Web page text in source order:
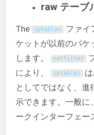
raw テーブ
The iptables ファイ
ケットが以前のパケ
します。
netfilter
により、
iptables は
としてではなく、
示できます。一般に
ークインターフェー